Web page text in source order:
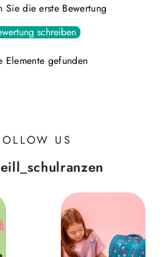
Sie die erste Bewertung
schreiben
Elemente gefunden
US